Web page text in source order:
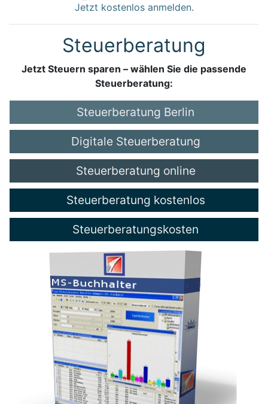
Jetzt kostenlos anmelden.
Steuerberatung
Jetzt Steuern sparen – wählen Sie die passende
Steuerberatung:
Steuerberatung Berlin
Digitale Steuerberatung
Steuerberatung online
Steuerberatung kostenlos
Steuerberatungskosten